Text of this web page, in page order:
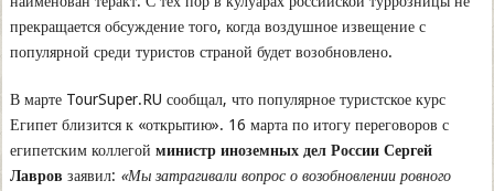
прекращается обсуждение того, когда воздушное извещение с
популярной среди туристов страной будет возобновлено.
В марте TourSuper.RU сообщал, что популярное туристское курс
Египет близится к «открытию». 16 марта по итогу переговоров с
египетским коллегой министр иноземных дел России Сергей
Лавров заявил: «Мы затрагивали вопрос о возобновлении ровного